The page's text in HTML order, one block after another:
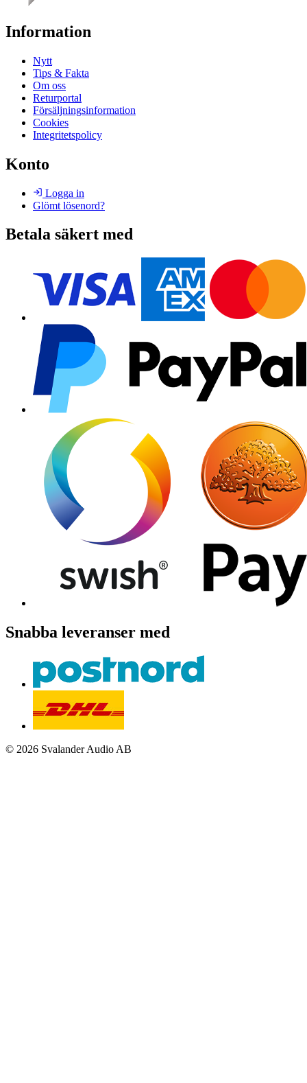
Information
Nytt
Tips & Fakta
Om oss
Returportal
Försäljningsinformation
Cookies
Integritetspolicy
Konto
Logga in
Glömt lösenord?
Betala säkert med
Snabba leveranser med
© 2026 Svalander Audio AB